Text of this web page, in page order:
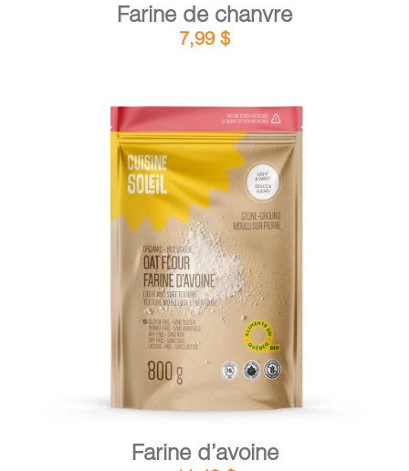
Farine de chanvre
7,99 $
AJOUTER AU PANIER / DÉTAILS
Farine d’avoine